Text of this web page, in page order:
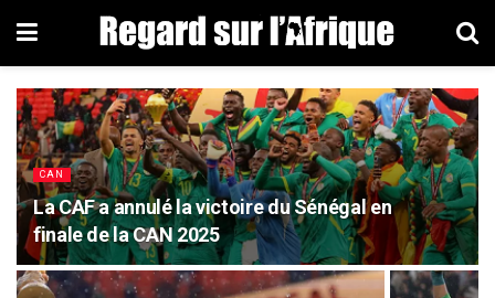
CAN
La CAF a annulé la victoire du Sénégal en
finale de la CAN 2025